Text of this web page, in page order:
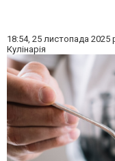
18:54, 25 листопада 2025
Кулінарія